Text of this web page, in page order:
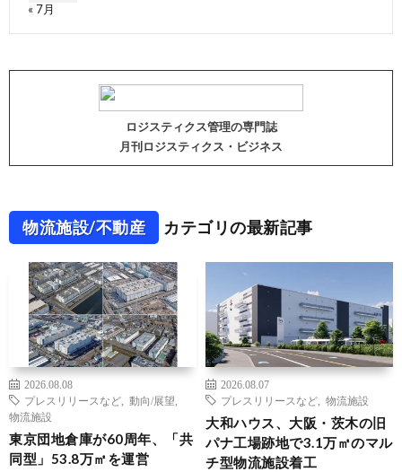
« 7月
ロジスティクス管理の専門誌
月刊ロジスティクス・ビジネス
物流施設/不動産 カテゴリの最新記事
2026.08.08
プレスリリースなど
動向/展望
物流施設
東京団地倉庫が60周年、「共
同型」53.8万㎡を運営
2026.08.07
プレスリリースなど
物流施設
大和ハウス、大阪・茨木の旧
パナ工場跡地で3.1万㎡のマル
チ型物流施設着工